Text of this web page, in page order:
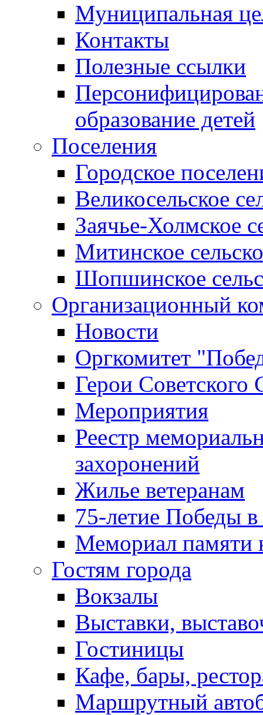
Муниципальная
Контакты
Полезные ссылки
образование детей
Поселения
Городское
Великосельское
Заячье-Холмское
Митинское
Шопшинское
Организационный
Новости
Оргкомитет
Герои Советского
Мероприятия
Реестр
захоронений
Жилье ветеранам
75-летие Победы
Мемориал памяти
Гостям города
Вокзалы
Выставки,
Гостиницы
Кафе, бары,
Маршрутный